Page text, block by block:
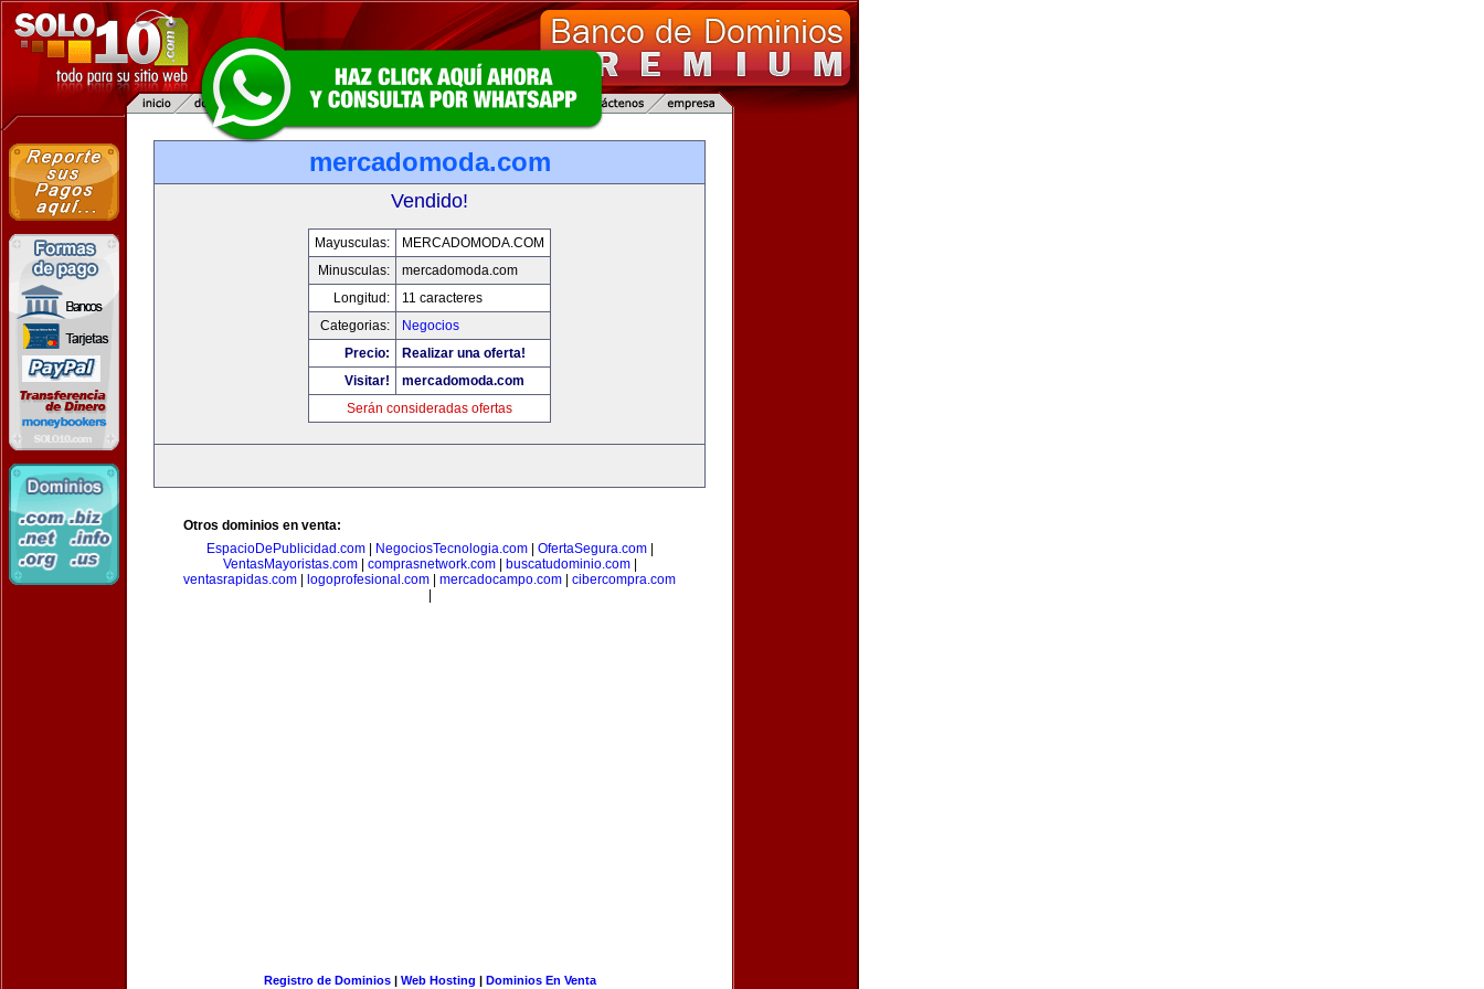
mercadomoda.com
Vendido!
Mayusculas:
MERCADOMODA.COM
Minusculas:
mercadomoda.com
Longitud:
11 caracteres
Categorias:
Negocios
Precio:
Realizar una oferta!
Visitar!
mercadomoda.com
Serán consideradas ofertas
Otros dominios en venta:
EspacioDePublicidad.com| NegociosTecnologia.com| OfertaSegura.com|
VentasMayoristas.com| comprasnetwork.com| buscatudominio.com|
ventasrapidas.com
logoprofesional.com mercadocampo.com
cibercompra.com
Registro de Dominios| Web Hosting | Dominios En Venta